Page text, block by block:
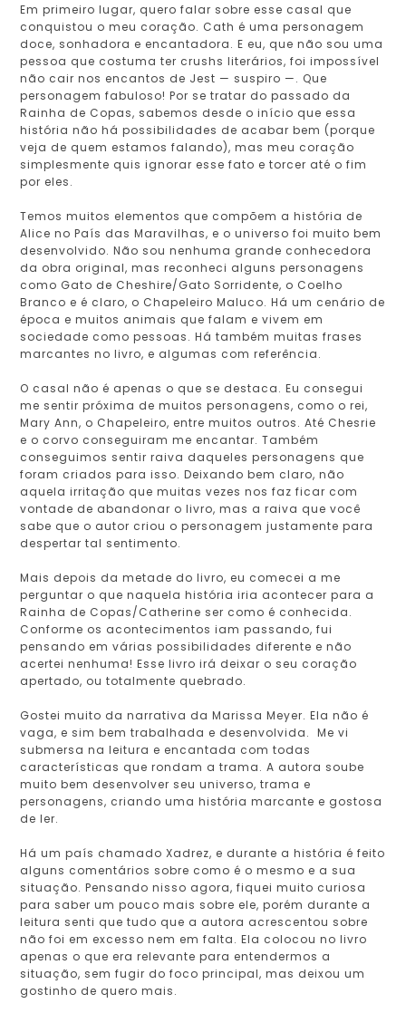
Em primeiro lugar, quero falar sobre esse casal que
conquistou o meu coração. Cath é uma personagem
doce, sonhadora e encantadora. E eu, que não sou uma
pessoa que costuma ter crushs literários, foi impossível
não cair nos encantos de Jest — suspiro —. Que
personagem fabuloso! Por se tratar do passado da
Rainha de Copas, sabemos desde o início que essa
história não há possibilidades de acabar bem (porque
veja de quem estamos falando), mas meu coração
simplesmente quis ignorar esse fato e torcer até o fim
por eles.
Temos muitos elementos que compõem a história de
Alice no País das Maravilhas, e o universo foi muito bem
desenvolvido. Não sou nenhuma grande conhecedora
da obra original, mas reconheci alguns personagens
como Gato de Cheshire/Gato Sorridente, o Coelho
Branco e é claro, o Chapeleiro Maluco. Há um cenário de
época e muitos animais que falam e vivem em
sociedade como pessoas. Há também muitas frases
marcantes no livro, e algumas com referência.
O casal não é apenas o que se destaca. Eu consegui
me sentir próxima de muitos personagens, como o rei,
Mary Ann, o Chapeleiro, entre muitos outros. Até Chesrie
e o corvo conseguiram me encantar. Também
conseguimos sentir raiva daqueles personagens que
foram criados para isso. Deixando bem claro, não
aquela irritação que muitas vezes nos faz ficar com
vontade de abandonar o livro, mas a raiva que você
sabe que o autor criou o personagem justamente para
despertar tal sentimento.
Mais depois da metade do livro, eu comecei a me
perguntar o que naquela história iria acontecer para a
Rainha de Copas/Catherine ser como é conhecida.
Conforme os acontecimentos iam passando, fui
pensando em várias possibilidades diferente e não
acertei nenhuma! Esse livro irá deixar o seu coração
apertado, ou totalmente quebrado.
Gostei muito da narrativa da Marissa Meyer. Ela não é
vaga, e sim bem trabalhada e desenvolvida. Me vi
submersa na leitura e encantada com todas
características que rondam a trama. A autora soube
muito bem desenvolver seu universo, trama e
personagens, criando uma história marcante e gostosa
de ler.
Há um país chamado Xadrez, e durante a história é feito
alguns comentários sobre como é o mesmo e a sua
situação. Pensando nisso agora, fiquei muito curiosa
para saber um pouco mais sobre ele, porém durante a
leitura senti que tudo que a autora acrescentou sobre
não foi em excesso nem em falta. Ela colocou no livro
apenas o que era relevante para entendermos a
situação, sem fugir do foco principal, mas deixou um
gostinho de quero mais.